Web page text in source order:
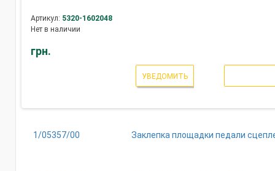
Артикул: 5320-1602048
Нет в наличии
грн.
УВЕДОМИТЬ
1/05357/00 Заклепка площадки педали